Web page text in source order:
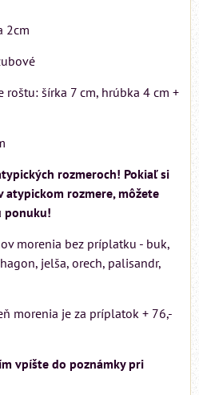
2cm
šírka 7 cm, hrúbka 4 cm +
rozmeroch! Pokiaľ si
rozmere, môžete
ponuku!
morenia bez príplatku - buk,
jelša, orech, palisandr,
morenia je za príplatok + 76,-
vpíšte do poznámky pri